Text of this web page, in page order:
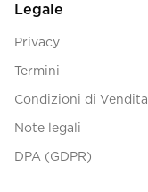
Legale
Privacy
Termini
Condizioni di Vendita
Note legali
DPA (GDPR)